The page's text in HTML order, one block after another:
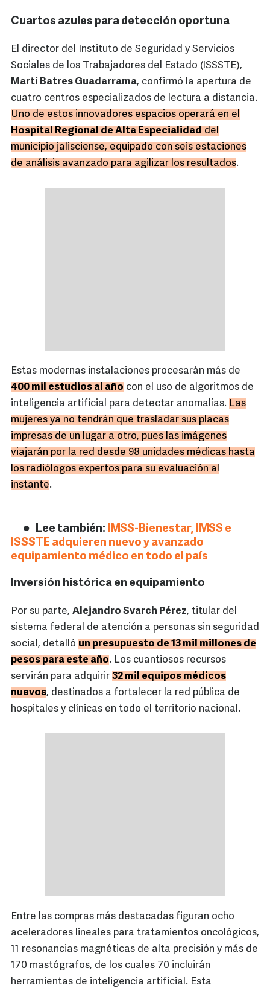
Cuartos azules para detección oportuna
El director del Instituto de Seguridad y Servicios
Sociales de los Trabajadores del Estado (ISSSTE),
Martí Batres Guadarrama, confirmó la apertura de
cuatro centros especializados de lectura a distancia.
Uno de estos innovadores espacios operará en el
Hospital Regional de Alta Especialidad del
municipio jalisciense, equipado con seis estaciones
de análisis avanzado para agilizar los resultados.
Estas modernas instalaciones procesarán más de
400 mil estudios al año con el uso de algoritmos de
inteligencia artificial para detectar anomalías. Las
mujeres ya no tendrán que trasladar sus placas
impresas de un lugar a otro, pues las imágenes
viajarán por la red desde 98 unidades médicas hasta
los radiólogos expertos para su evaluación al
instante.
Lee también: IMSS-Bienestar, IMSS e
ISSSTE adquieren nuevo y avanzado
equipamiento médico en todo el país
Inversión histórica en equipamiento
Por su parte, Alejandro Svarch Pérez, titular del
sistema federal de atención a personas sin seguridad
social, detalló un presupuesto de 13 mil millones de
pesos para este año. Los cuantiosos recursos
servirán para adquirir 32 mil equipos médicos
nuevos, destinados a fortalecer la red pública de
hospitales y clínicas en todo el territorio nacional.
Entre las compras más destacadas figuran ocho
aceleradores lineales para tratamientos oncológicos,
11 resonancias magnéticas de alta precisión y más de
170 mastógrafos, de los cuales 70 incluirán
herramientas de inteligencia artificial. Esta